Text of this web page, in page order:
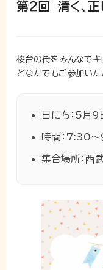
第２回 清く、正
桜台の街をみんなでキ
どなたでもご参加いた
日にち：5月
時間：7:30
集合場所：西